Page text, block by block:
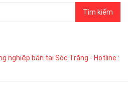
Tìm kiếm
nghiệp bán tại Sóc Trăng - Hotline :